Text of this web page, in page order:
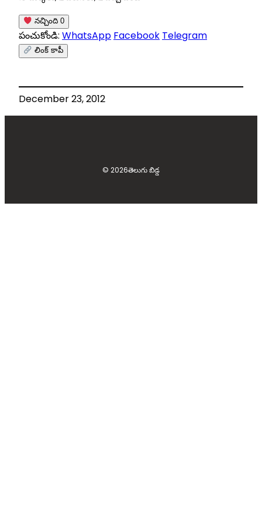
నచ్చింది 0
పంచుకోండి: WhatsApp Facebook Telegram
లింక్ కాపీ
December 23, 2012
© 2026తెలుగు బిడ్డ